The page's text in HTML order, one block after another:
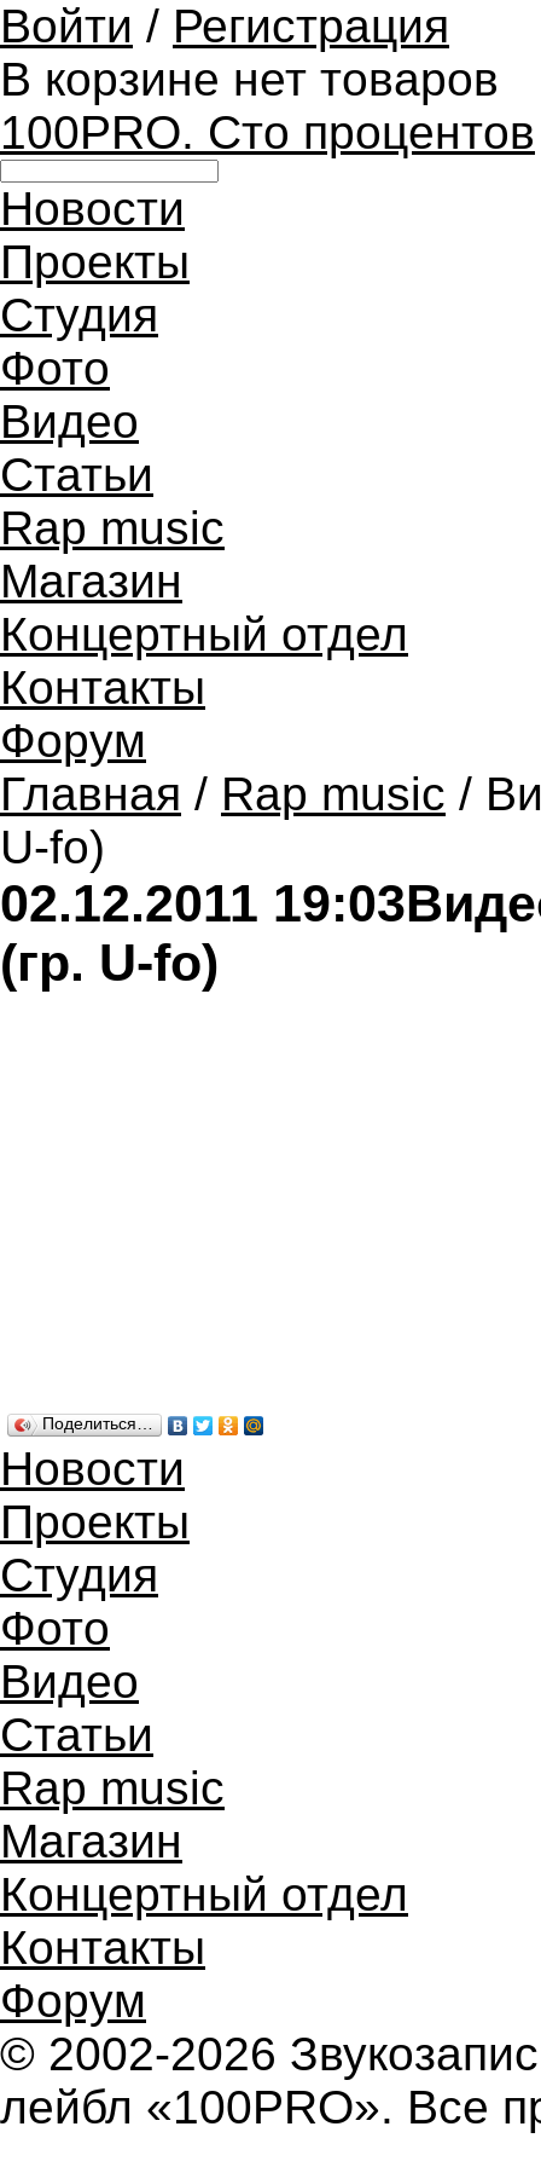
Войти / Регистрация
В корзине нет товаров
100PRO. Сто процентов
Новости
Проекты
Студия
Фото
Видео
Статьи
Rap music
Магазин
Концертный отдел
Контакты
Форум
Главная / Rap music /
U-fo)
02.12.2011 19:03
(гр. U-fo)
Поделиться…
Новости
Проекты
Студия
Фото
Видео
Статьи
Rap music
Магазин
Концертный отдел
Контакты
Форум
© 2002-2026
лейбл «100PRO». Все